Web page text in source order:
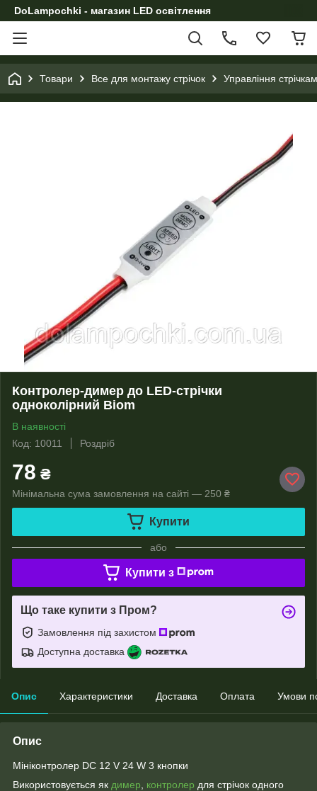
DoLampochki - магазин LED освітлення
Товари Все для монтажу стрічок Управління
Контролер-димер до LED-стрічки
одноколірний Biom
В наявності
Код: 10011
Роздріб
78 ₴
Мінімальна сума замовлення на сайті — 250 ₴
Купити
або
Купити з
Що таке купити з Пром?
Замовлення під захистом
Доступна доставка
Опис Характеристики Доставка Оплата Умови
Опис
Мініконтролер DC 12 V 24 W 3 кнопки
Використовується як димер контролер для стрічок одного